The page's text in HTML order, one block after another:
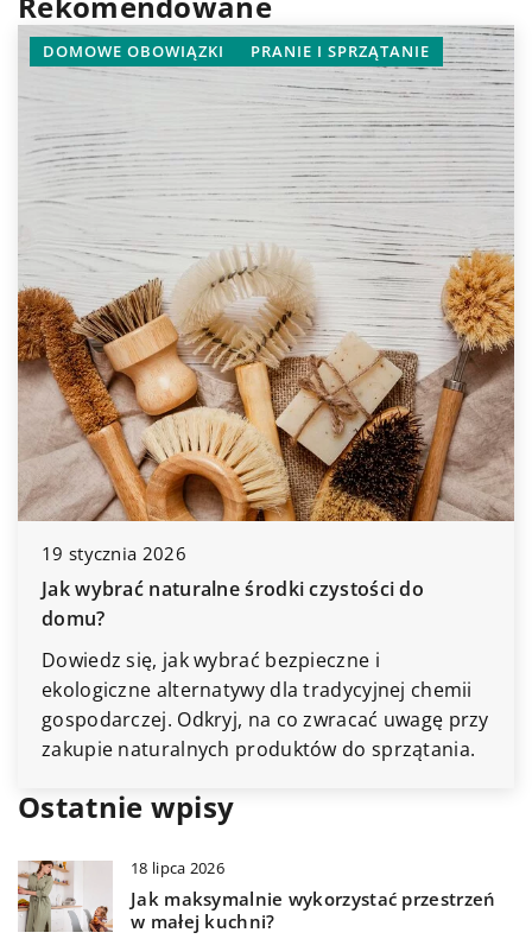
DOMOWE OBOWIĄZKI PRANIE I SPRZĄTANIE
19 stycznia 2026
Jak wybrać naturalne środki czystości do
domu?
Dowiedz się, jak wybrać bezpieczne i
ekologiczne alternatywy dla tradycyjnej chemii
gospodarczej. Odkryj, na co zwracać uwagę przy
zakupie naturalnych produktów do sprzątania.
Ostatnie wpisy
18 lipca 2026
Jak maksymalnie wykorzystać przestrzeń
w małej kuchni?